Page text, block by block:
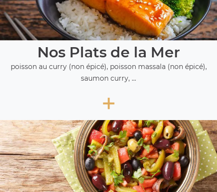
Nos Plats de la Mer
poisson au curry (non épicé), poisson massala (non épicé),
saumon curry, ...
+